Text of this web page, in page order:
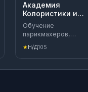
Академия
Колористики и
Геометрии Н.А.
Туниковской
Обучение
парикмахеров,
профессиональная
косметика Q8
professional,
You hair. ✂️✂️✂️+7 977
★Н/Д105